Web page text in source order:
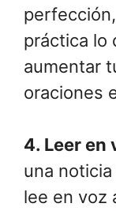
práctica lo
aumentar
oraciones
4. Leer en
una
lee en voz